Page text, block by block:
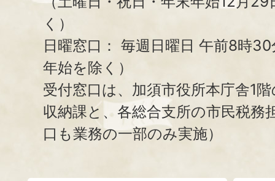
く）
日曜窓口： 毎週日曜日 午前8時
年始を除く）
受付窓口は、加須市役所本庁舎1
収納課と、 各総合支所の市民税務
口も業務の一部のみ実施）